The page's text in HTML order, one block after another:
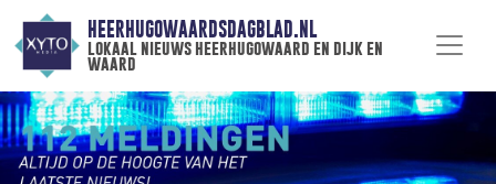
HEERHUGOWAARDSDAGBLAD.NL
lokaal nieuws heerhugowaard en dijk en
waard